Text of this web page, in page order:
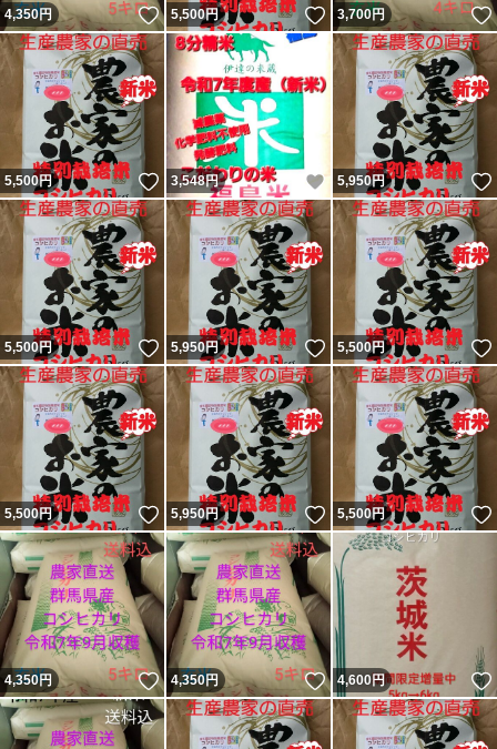
4,350円 いいね！
5,500円 いいね！
3,700円
5,500円 いいね！
3,548円 いいね！
5,950円
5,500円 いいね！
5,950円 いいね！
5,500円
5,500円 いいね！
5,950円 いいね！
5,500円
4,350円 いいね！
4,350円 いいね！
4,600円